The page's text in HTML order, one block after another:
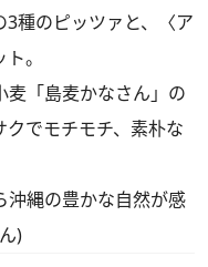
3種のピッツァと、〈ア
。
「島麦かなさん」の
でモチモチ、素朴な
沖縄の豊かな自然が感
)